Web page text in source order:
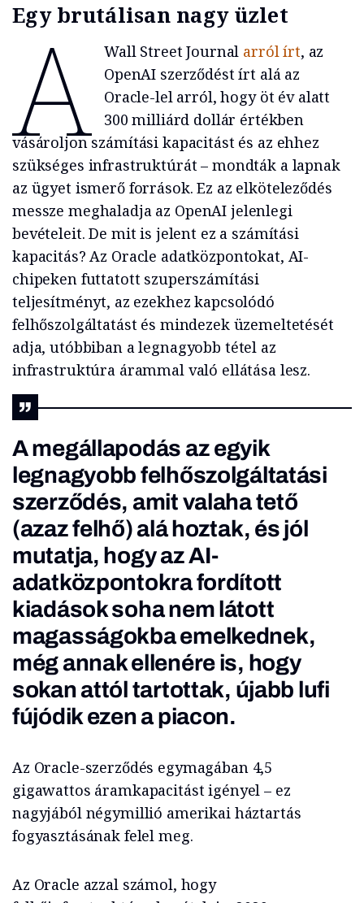
Egy brutálisan nagy üzlet
A Wall Street Journal arról írt, az
OpenAI szerződést írt alá az
Oracle-lel arról, hogy öt év alatt
300 milliárd dollár értékben
vásároljon számítási kapacitást és az ehhez
szükséges infrastruktúrát – mondták a lapnak
az ügyet ismerő források. Ez az elköteleződés
messze meghaladja az OpenAI jelenlegi
bevételeit. De mit is jelent ez a számítási
kapacitás? Az Oracle adatközpontokat, AI-
chipeken futtatott szuperszámítási
teljesítményt, az ezekhez kapcsolódó
felhőszolgáltatást és mindezek üzemeltetését
adja, utóbbiban a legnagyobb tétel az
infrastruktúra árammal való ellátása lesz.
A megállapodás az egyik
legnagyobb felhőszolgáltatási
szerződés, amit valaha tető
(azaz felhő) alá hoztak, és jól
mutatja, hogy az AI-
adatközpontokra fordított
kiadások soha nem látott
magasságokba emelkednek,
még annak ellenére is, hogy
sokan attól tartottak, újabb lufi
fújódik ezen a piacon.
Az Oracle-szerződés egymagában 4,5
gigawattos áramkapacitást igényel – ez
nagyjából négymillió amerikai háztartás
fogyasztásának felel meg.
Az Oracle azzal számol, hogy